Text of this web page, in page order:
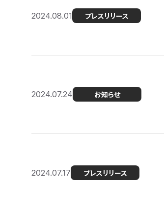
2024.08.01 プレスリリース
2024.07.24 お知らせ
2024.07.17 プレスリリース